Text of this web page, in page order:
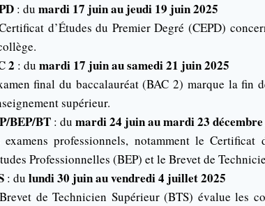
: du mardi 17 juin au jeudi 19 juin 2025
d’Études du Premier Degré (CEPD)
2 : du mardi 17 juin au samedi 21 juin 2025
final du baccalauréat (BAC 2) marque la fin
supérieur.
BEP/BT: du mardi 24 juin au mardi 23 décembre
examens professionnels, notamment le
Professionnelles (BEP) et le Brevet de
: du lundi 30 juin au vendredi 4 juillet 2025
de Technicien Supérieur (BTS) évalue les